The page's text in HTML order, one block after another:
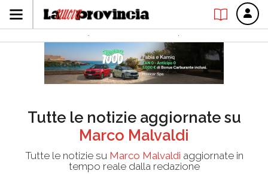
Tutte le notizie aggiornate su
Marco Malvaldi
Tutte le notizie su Marco Malvaldi aggiornate in
tempo reale dalla redazione